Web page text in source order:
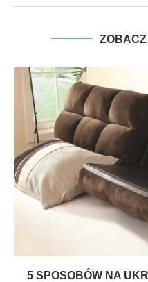
5 SPOSOBÓW NA